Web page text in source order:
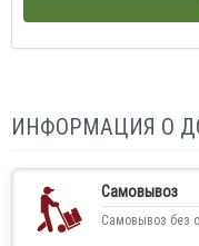
ИНФОРМАЦИЯ О
Самовывоз
Самовывоз без